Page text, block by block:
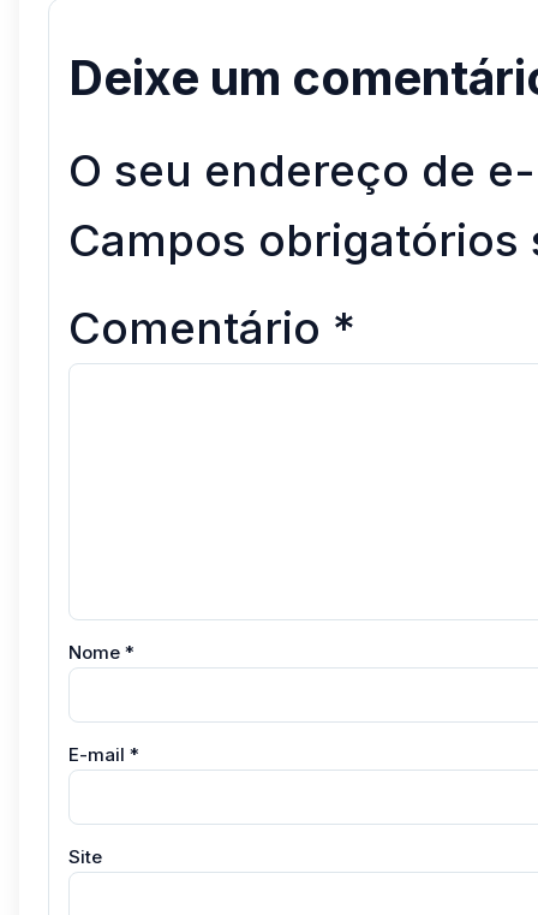
Deixe um
O seu endereço de
Campos
Comentário *
Nome *
E-mail *
Site